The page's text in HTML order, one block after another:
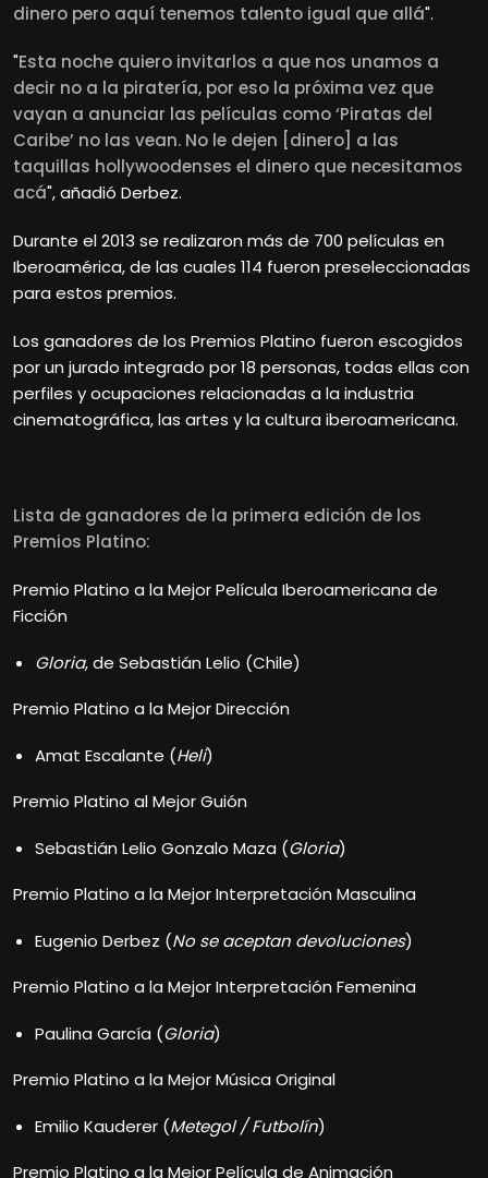
dinero pero aquí tenemos talento igual que allá".
"Esta noche quiero invitarlos a que nos unamos a
decir no a la piratería, por eso la próxima vez que
vayan a anunciar las películas como ‘Piratas del
Caribe’ no las vean. No le dejen [dinero] a las
taquillas hollywoodenses el dinero que necesitamos
acá", añadió Derbez.
Durante el 2013 se realizaron más de 700 películas en
Iberoamérica, de las cuales 114 fueron preseleccionadas
para estos premios.
Los ganadores de los Premios Platino fueron escogidos
por un jurado integrado por 18 personas, todas ellas con
perfiles y ocupaciones relacionadas a la industria
cinematográfica, las artes y la cultura iberoamericana.
Lista de ganadores de la primera edición de los
Premios Platino:
Premio Platino a la Mejor Película Iberoamericana de
Ficción
Gloria, de Sebastián Lelio (Chile)
Premio Platino a la Mejor Dirección
Amat Escalante (Heli)
Premio Platino al Mejor Guión
Sebastián Lelio Gonzalo Maza (Gloria)
Premio Platino a la Mejor Interpretación Masculina
Eugenio Derbez (No se aceptan devoluciones)
Premio Platino a la Mejor Interpretación Femenina
Paulina García (Gloria)
Premio Platino a la Mejor Música Original
Emilio Kauderer (Metegol / Futbolín)
Premio Platino a la Mejor Película de Animación